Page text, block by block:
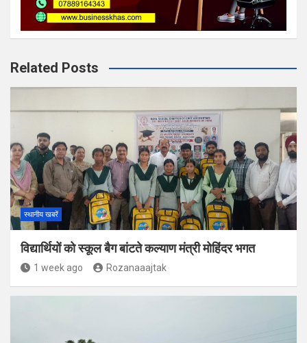
Related Posts
स्थानीय खबरें
विद्यार्थियों को स्कूल बैग बांटते कल्याण मंत्री मोहिंदर भगत
1 week ago Rozanaaajtak